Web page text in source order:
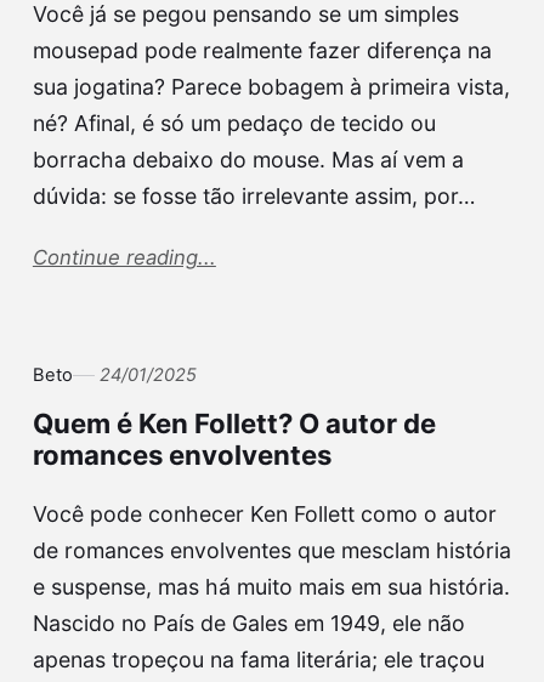
Você já se pegou pensando se um simples
mousepad pode realmente fazer diferença na
sua jogatina? Parece bobagem à primeira vista,
né? Afinal, é só um pedaço de tecido ou
borracha debaixo do mouse. Mas aí vem a
dúvida: se fosse tão irrelevante assim, por…
Continue reading...
Beto 24/01/2025
Quem é Ken Follett? O autor de
romances envolventes
Você pode conhecer Ken Follett como o autor
de romances envolventes que mesclam história
e suspense, mas há muito mais em sua história.
Nascido no País de Gales em 1949, ele não
apenas tropeçou na fama literária; ele traçou